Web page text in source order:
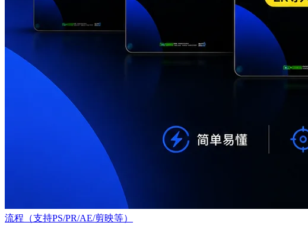
流程（支持PS/PR/AE/剪映等）